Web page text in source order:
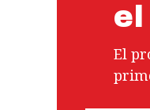
el
El